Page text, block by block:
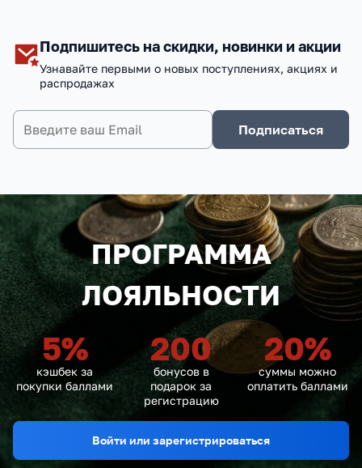
Подпишитесь на скидки, новинки и акции
Узнавайте первыми о новых поступлениях, акциях и
распродажах
Подписаться
ПРОГРАММА
ЛОЯЛЬНОСТИ
5%
кэшбек за
покупки баллами
200
бонусов в
подарок за
регистрацию
20%
суммы можно
оплатить баллами
Войти или зарегистрироваться